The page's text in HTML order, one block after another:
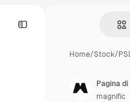
Home/Stock/
Pagina
magnific